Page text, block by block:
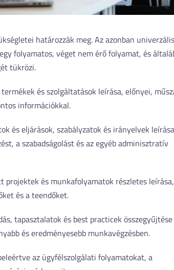
határozzák meg. Az azonban
folyamatos, véget nem érő folyamat, és
tükrözi.
és szolgáltatások leírása, előnyei,
információkkal.
és eljárások, szabályzatok és irányelvek
a szabadságolást és az egyéb adminisztratív
projektek és munkafolyamatok részletes leírása,
és a teendőket.
tapasztalatok és best practicek összegyűjtése
és eredményesebb munkavégzésben.
az ügyfélszolgálati folyamatokat, a